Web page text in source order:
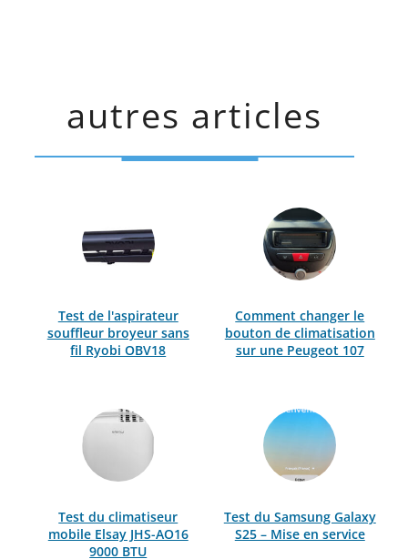
autres articles
Test de l'aspirateur
souffleur broyeur sans
fil Ryobi OBV18
Comment changer le
bouton de climatisation
sur une Peugeot 107
Test du climatiseur
mobile Elsay JHS-AO16
9000 BTU
Test du Samsung Galaxy
S25 – Mise en service